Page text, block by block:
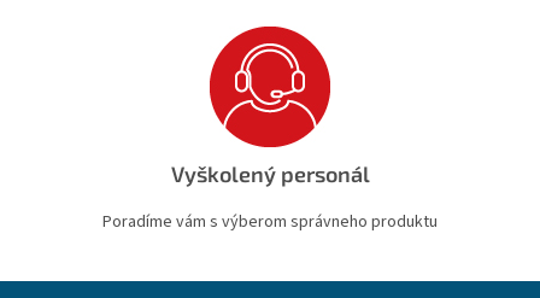
Vyškolený personál
Poradíme vám s výberom správneho produktu